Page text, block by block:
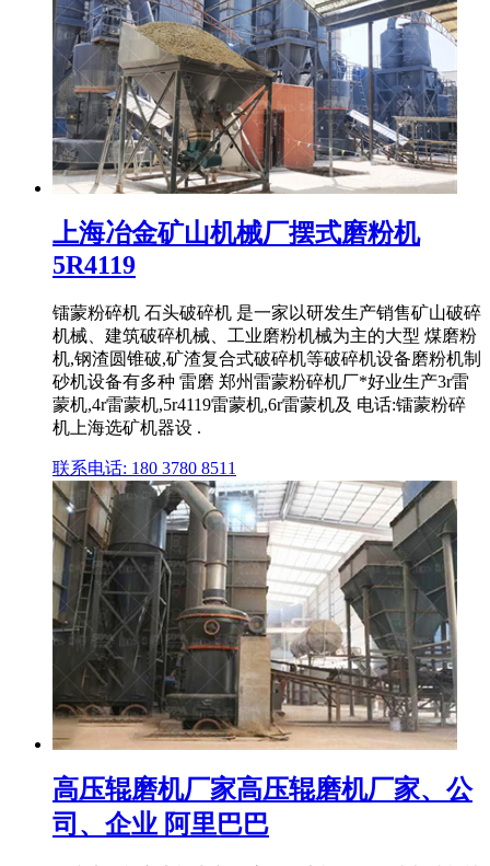
上海冶金矿山机械厂摆式磨粉机
5R4119
镭蒙粉碎机 石头破碎机 是一家以研发生产销售矿山破碎
机械、建筑破碎机械、工业磨粉机械为主的大型 煤磨粉
机,钢渣圆锥破,矿渣复合式破碎机等破碎机设备磨粉机制
砂机设备有多种 雷磨 郑州雷蒙粉碎机厂*好业生产3r雷
蒙机,4r雷蒙机,5r4119雷蒙机,6r雷蒙机及 电话:镭蒙粉碎
机上海选矿机器设 .
联系电话: 180 3780 8511
高压辊磨机厂家高压辊磨机厂家、公
司、企业 阿里巴巴